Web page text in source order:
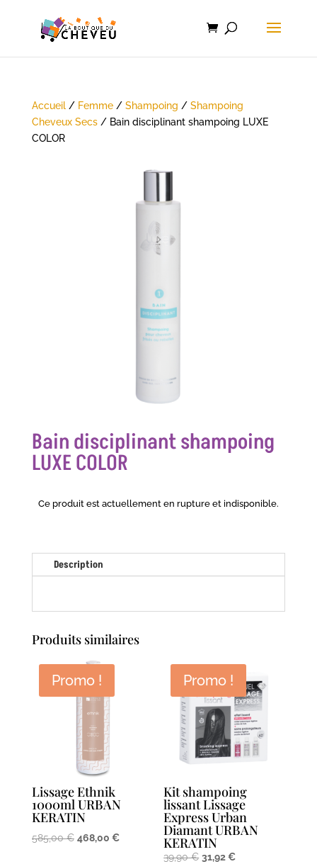
Accueil/ Femme/ Shampoing / Shampoing
Cheveux Secs/ Bain disciplinant shampoing LUXE
COLOR
Bain disciplinant shampoing
LUXE COLOR
Ce produit est actuellement en rupture et indisponible.
Description
Produits similaires
Promo !
Lissage Ethnik
1000ml URBAN
KERATIN
585,00€ Le
468,00 €Le
Promo !
Kit shampoing
lissant Lissage
Express Urban
Diamant URBAN
KERATIN
39,90€ Le
31,92€Le